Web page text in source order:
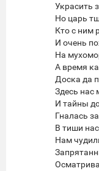
Украсить
Но царь
Кто с ним
И очень
На
А время
Доска да
Здесь нас
И тайны
Гналась
В тиши
Нам